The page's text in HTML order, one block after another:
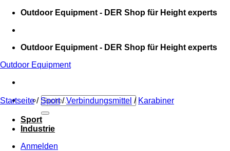
Zum
springen
Outdoor Equipment - DER Shop für Height experts
Outdoor Equipment - DER Shop für Height experts
Outdoor Equipment
Suche
nach:
Sport
Industrie
Anmelden
Startseite / Sport / Verbindungsmittel / Karabiner